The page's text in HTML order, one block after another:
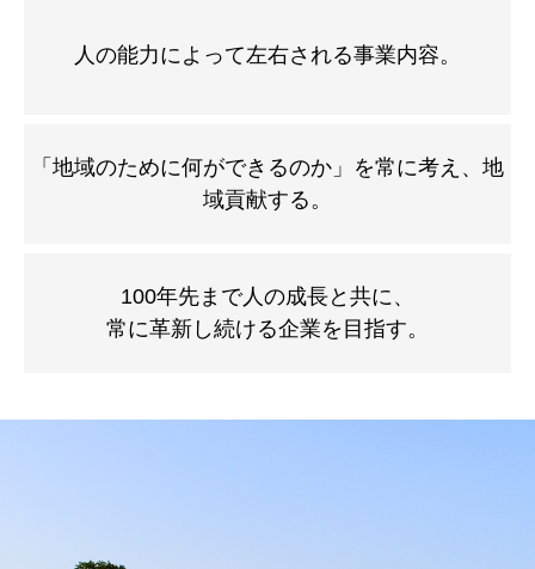
人の能力によって左右される事業内容。
「地域のために何ができるのか」を常に考え、地
域貢献する。
100年先まで人の成長と共に、
常に革新し続ける企業を目指す。